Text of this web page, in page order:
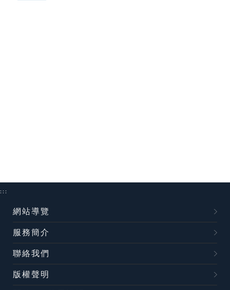
:::
網站導覽
服務簡介
聯絡我們
版權聲明